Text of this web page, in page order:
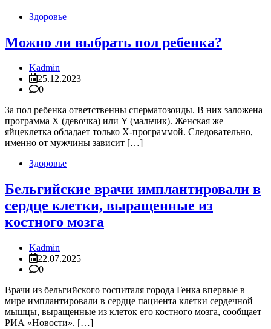
Здоровье
Можно ли выбрать пол ребенка?
Kadmin
25.12.2023
0
За пол ребенка ответственны сперматозоиды. В них заложена
программа X (девочка) или Y (мальчик). Женская же
яйцеклетка обладает только Х-программой. Следовательно,
именно от мужчины зависит […]
Здоровье
Бельгийские врачи имплантировали в
сердце клетки, выращенные из
костного мозга
Kadmin
22.07.2025
0
Врачи из бельгийского госпиталя города Генка впервые в
мире имплантировали в сердце пациента клетки сердечной
мышцы, выращенные из клеток его костного мозга, сообщает
РИА «Новости». […]